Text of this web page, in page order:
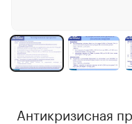
Антикризисная